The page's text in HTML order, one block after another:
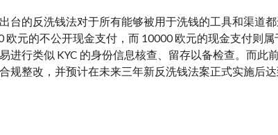
台的反洗钱法对于所有能够被用于洗钱的工具和渠道
元的不公开现金支付，而 10000 欧元的现金支付则
进行类似 KYC 的身份信息核查、留存以备检查。而此
整改，并预计在未来三年新反洗钱法案正式实施后达